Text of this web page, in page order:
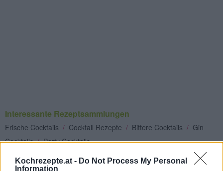
Kochrezepte.at - Do Not Process My Personal
Information
Interessante Rezeptsammlungen
Frische Cocktails / Cocktail Rezepte / Bittere Cocktails / Gin
Cocktails/ Party Cocktails
Top